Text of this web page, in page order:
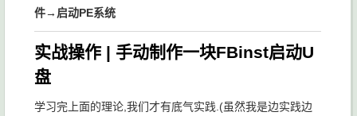
件→启动PE系统
实战操作 | 手动制作一块FBinst启动U
盘
学习完上面的理论,我们才有底气实践.(虽然我是边实践边